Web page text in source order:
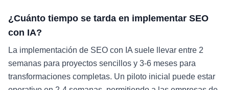
¿Cuánto tiempo se tarda en implementar SEO
con IA?
La implementación de SEO con IA suele llevar entre 2
semanas para proyectos sencillos y 3-6 meses para
transformaciones completas. Un piloto inicial puede estar